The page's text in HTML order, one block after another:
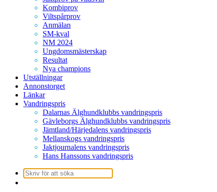
Kombiprov
Viltspårprov
Anmälan
SM-kval
NM 2024
Ungdomsmästerskap
Resultat
Nya champions
Utställningar
Annonstorget
Länkar
Vandringspris
Dalarnas Älghundklubbs vandringspris
Gävleborgs Älghundklubbs vandringspris
Jämtland/Härjedalens vandringspris
Mellanskogs vandringspris
Jaktjournalens vandringspris
Hans Hanssons vandringspris
Sök
efter: